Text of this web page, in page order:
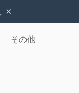
×
その他